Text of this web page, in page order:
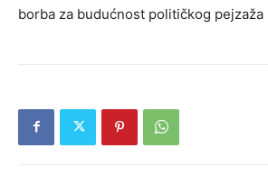
borba za budućnost političkog